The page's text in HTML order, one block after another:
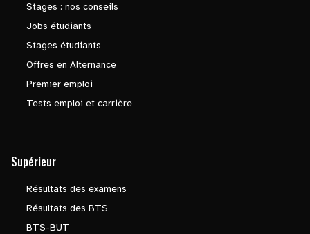
Stages : nos conseils
Jobs étudiants
Stages étudiants
Offres en Alternance
Premier emploi
Tests emploi et carrière
Supérieur
Résultats des examens
Résultats des BTS
BTS-BUT